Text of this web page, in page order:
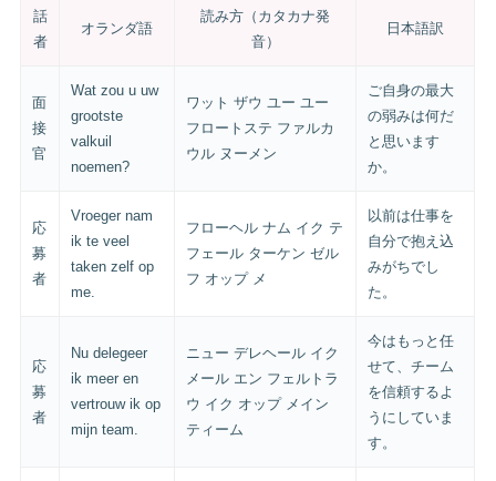
話
者
オランダ語
読み方（カタカナ発
音）
日本語訳
面
接
官
Wat zou u uw
grootste
valkuil
noemen?
ワット ザウ ユー ユー
フロートステ ファルカ
ウル ヌーメン
ご自身の最大
の弱みは何だ
と思います
か。
応
募
者
Vroeger nam
ik te veel
taken zelf op
me.
フローヘル ナム イク テ
フェール ターケン ゼル
フ オップ メ
以前は仕事を
自分で抱え込
みがちでし
た。
応
募
者
Nu delegeer
ik meer en
vertrouw ik op
mijn team.
ニュー デレヘール イク
メール エン フェルトラ
ウ イク オップ メイン
ティーム
今はもっと任
せて、チーム
を信頼するよ
うにしていま
す。